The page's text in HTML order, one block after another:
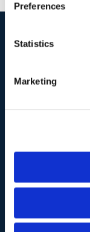
Preferences
Statistics
Marketing
Telefono.